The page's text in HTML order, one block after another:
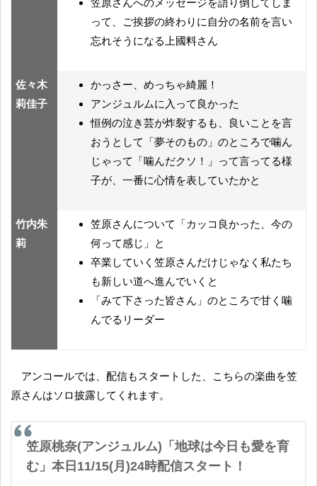
って、ご挨拶の終わりに自分の名前を言い
忘れそうになる上國料さん
佐々木
莉佳子
かっさー、めっちゃ綺麗！
アンジュルムに入って良かった
恒例の泣き芸が炸裂するも、良いことを言
おうとして「夢そのもの」のところで噛ん
じゃって「噛んだクソ！」って言ってる様
子が、一番に心情を表していたかと
竹内朱
莉
笠原さんについて「カッコ良かった、今の
何って感じ」と
卒業していく笠原さんだけじゃなく私たち
も新しい道へ進んでいくと
「みて下さった皆さん」のところで甘く噛
んでるリーダー
アンコールでは、配信もスタートした、こちらの楽曲を笠
原さんはソロ披露してくれます。
笠原桃奈(アンジュルム)「地球は今日も愛を育
む」本日11/15(月)24時配信スタート！